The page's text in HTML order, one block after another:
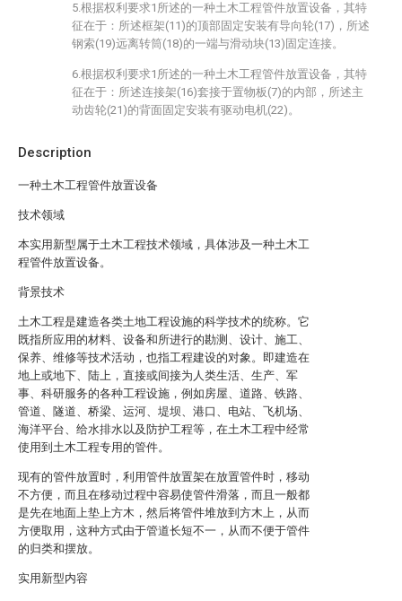
Description
一种土木工程管件放置设备
技术领域
本实用新型属于土木工程技术领域，具体涉及一种土木工
程管件放置设备。
背景技术
土木工程是建造各类土地工程设施的科学技术的统称。它
既指所应用的材料、设备和所进行的勘测、设计、施工、
保养、维修等技术活动，也指工程建设的对象。即建造在
地上或地下、陆上，直接或间接为人类生活、生产、军
事、科研服务的各种工程设施，例如房屋、道路、铁路、
管道、隧道、桥梁、运河、堤坝、港口、电站、飞机场、
海洋平台、给水排水以及防护工程等，在土木工程中经常
使用到土木工程专用的管件。
现有的管件放置时，利用管件放置架在放置管件时，移动
不方便，而且在移动过程中容易使管件滑落，而且一般都
是先在地面上垫上方木，然后将管件堆放到方木上，从而
方便取用，这种方式由于管道长短不一，从而不便于管件
的归类和摆放。
实用新型内容
5.根据权利要求1所述的一种土木工程管件放置设备，其特
征在于：所述框架(11)的顶部固定安装有导向轮(17)，所述
钢索(19)远离转筒(18)的一端与滑动块(13)固定连接。
6.根据权利要求1所述的一种土木工程管件放置设备，其特
征在于：所述连接架(16)套接于置物板(7)的内部，所述主
动齿轮(21)的背面固定安装有驱动电机(22)。